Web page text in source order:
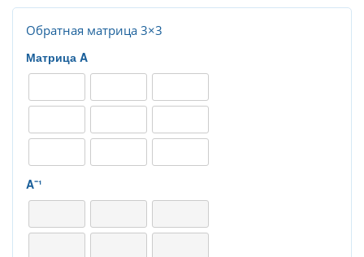
Обратная матрица 3×3
Матрица A
A⁻¹